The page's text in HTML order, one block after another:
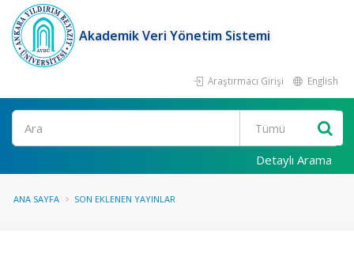
Akademik Veri Yönetim Sistemi
Araştırmacı Girişi English
Ara
Detaylı Arama
ANA SAYFA SON EKLENEN YAYINLAR